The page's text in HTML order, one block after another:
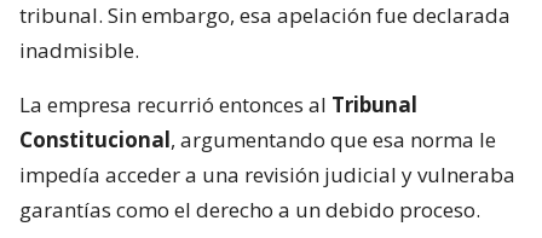
tribunal. Sin embargo, esa apelación fue declarada
inadmisible.
La empresa recurrió entonces al Tribunal
Constitucional, argumentando que esa norma le
impedía acceder a una revisión judicial y vulneraba
garantías como el derecho a un debido proceso.